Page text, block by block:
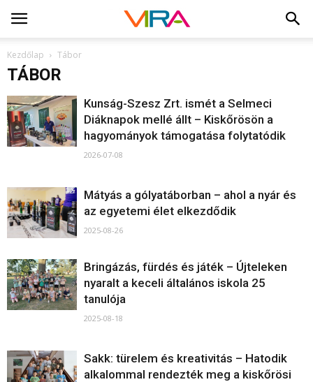
Kezdőlap Tábor
TÁBOR
Kunság-Szesz Zrt. ismét a Selmeci
Diáknapok mellé állt – Kiskőrösön a
hagyományok támogatása folytatódik
2026-07-08
Mátyás a gólyatáborban – ahol a nyár és
az egyetemi élet elkezdődik
2025-08-26
Bringázás, fürdés és játék – Újteleken
nyaralt a keceli általános iskola 25
tanulója
2025-08-18
Sakk: türelem és kreativitás – Hatodik
alkalommal rendezték meg a kiskőrösi